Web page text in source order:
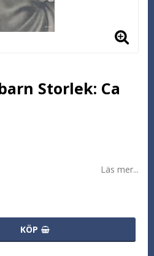
Storlek: Ca
Läs mer...
KÖP